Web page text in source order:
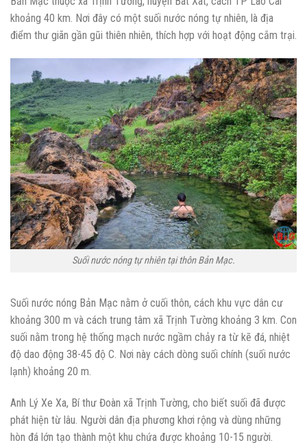
khoảng 40 km. Nơi đây có một suối nước nóng tự nhiên, là địa
điểm thư giãn gần gũi thiên nhiên, thích hợp với hoạt động cắm trại.
Suối nước nóng tự nhiên tại thôn Bản Mạc.
Suối nước nóng Bản Mạc nằm ở cuối thôn, cách khu vực dân cư
khoảng 300 m và cách trung tâm xã Trịnh Tường khoảng 3 km. Con
suối nằm trong hệ thống mạch nước ngầm chảy ra từ kẽ đá, nhiệt
độ dao động 38-45 độ C. Nơi này cách dòng suối chính (suối nước
lạnh) khoảng 20 m.
Anh Lý Xe Xa, Bí thư Đoàn xã Trịnh Tường, cho biết suối đã được
phát hiện từ lâu. Người dân địa phương khơi rộng và dùng những
hòn đá lớn tạo thành một khu chứa được khoảng 10-15 người.